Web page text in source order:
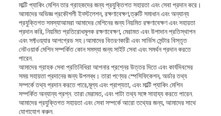
মাল্টি প্যাকিং মেশিন তার গ্রাহকদের জন্য প্রযুক্তিগত সহায়তা এবং সেবা প্রদান করে।
আমাদের অভিজ্ঞ প্রকৌশলী ইনস্টলেশন, রক্ষণাবেক্ষণ,ত্রুটি সমাধান এবং অন্যান্য
প্রযুক্তিগত সমস্যাআমরা আমাদের মেশিনের জন্য নিয়মিত রক্ষণাবেক্ষণ এবং সহায়তা
প্রদান করি, নিয়মিত প্রতিরোধমূলক রক্ষণাবেক্ষণ, মেরামত এবং উপাদান প্রতিস্থাপন
এবং সফ্টওয়্যার আপগ্রেড সহ।আমাদের বিতরণকারী এবং সার্ভিস সেন্টার বিস্তৃত
নেটওয়ার্ক মেশিন সম্পর্কিত কোন সমস্যা জন্য সাইট সেবা এবং সমর্থন প্রদান করতে
পারেন.
আমাদের গ্রাহক সেবা প্রতিনিধিরা আপনার প্রশ্নের উত্তর দিতে এবং কার্যদিবসের
সময় সহায়তা প্রদানের জন্য উপলব্ধ। তারা পণ্যের স্পেসিফিকেশন, অর্ডার তথ্য
সম্পর্কে তথ্য প্রদান করতে পারে,মূল্য এবং প্রাপ্যতা, এবং মাল্টি প্যাকিং মেশিন
সম্পর্কিত অন্যান্য প্রশ্ন. তারা মেরামত, এবং পাটা তথ্য সঙ্গে সাহায্য করতে পারেন.
আমাদের প্রযুক্তিগত সহায়তা এবং সেবা সম্পর্কে আরো তথ্যের জন্য, আমাদের সাথে
যোগাযোগ করুন.